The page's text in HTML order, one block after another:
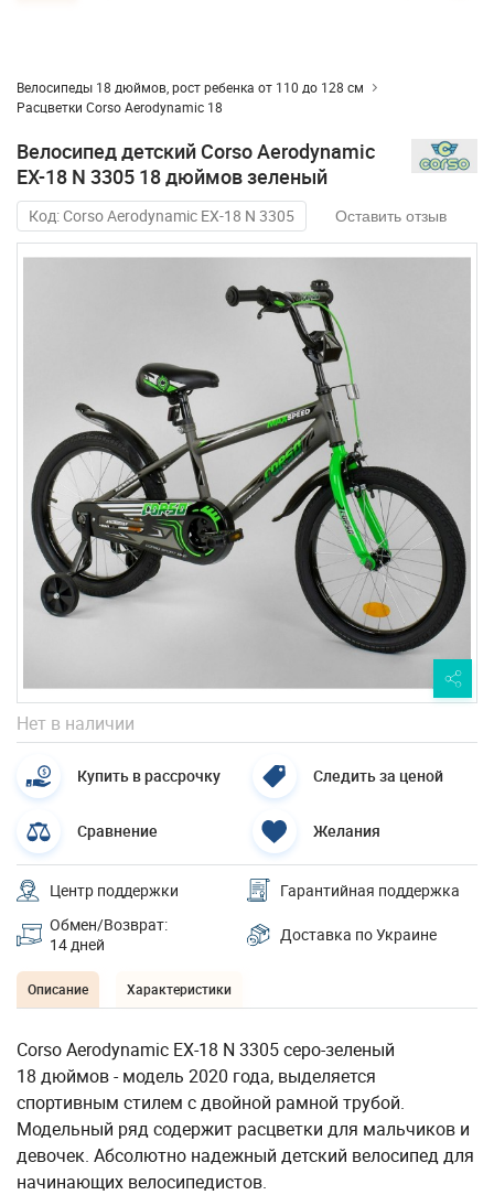
Велосипеды 18 дюймов, рост ребенка от 110 до 128 см
Расцветки Corso Aerodynamic 18
Велосипед детский Corso Aerodynamic
EX-18 N 3305 18 дюймов зеленый
Код: Corso Aerodynamic EX-18 N 3305 Оставить отзыв
Нет в наличии
Купить в рассрочку Следить за ценой
Сравнение Желания
Центр поддержки
Гарантийная поддержка
Обмен/Возврат:
14 дней
Доставка по Украине
Описание Характеристики
Corso Aerodynamic EX-18 N 3305 серо-зеленый
18 дюймов - модель 2020 года, выделяется
спортивным стилем с двойной рамной трубой.
Модельный ряд содержит расцветки для мальчиков и
девочек. Абсолютно надежный детский велосипед для
начинающих велосипедистов.